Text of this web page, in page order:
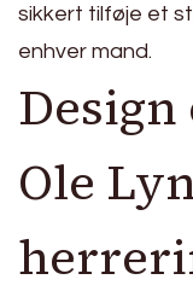
sikkert tilføje et
enhver mand.
Ole